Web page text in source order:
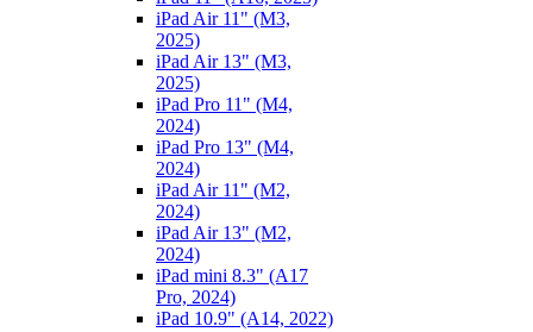
iPad Air 11" (M3,
2025)
iPad Air 13" (M3,
2025)
iPad Pro 11" (M4,
2024)
iPad Pro 13" (M4,
2024)
iPad Air 11" (M2,
2024)
iPad Air 13" (M2,
2024)
iPad mini 8.3" (A17
Pro, 2024)
iPad 10.9" (A14, 2022)